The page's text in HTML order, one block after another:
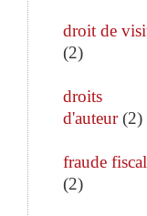
droit de
(2)
droits
d'auteur(2)
fraude
(2)